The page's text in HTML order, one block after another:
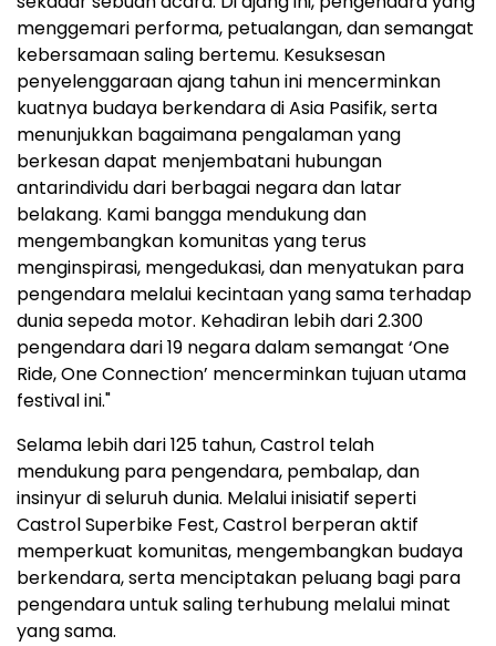
menggemari performa, petualangan, dan semangat
kebersamaan saling bertemu. Kesuksesan
penyelenggaraan ajang tahun ini mencerminkan
kuatnya budaya berkendara di Asia Pasifik, serta
menunjukkan bagaimana pengalaman yang
berkesan dapat menjembatani hubungan
antarindividu dari berbagai negara dan latar
belakang. Kami bangga mendukung dan
mengembangkan komunitas yang terus
menginspirasi, mengedukasi, dan menyatukan para
pengendara melalui kecintaan yang sama terhadap
dunia sepeda motor. Kehadiran lebih dari 2.300
pengendara dari 19 negara dalam semangat ‘One
Ride, One Connection’ mencerminkan tujuan utama
festival ini."
Selama lebih dari 125 tahun, Castrol telah
mendukung para pengendara, pembalap, dan
insinyur di seluruh dunia. Melalui inisiatif seperti
Castrol Superbike Fest, Castrol berperan aktif
memperkuat komunitas, mengembangkan budaya
berkendara, serta menciptakan peluang bagi para
pengendara untuk saling terhubung melalui minat
yang sama.